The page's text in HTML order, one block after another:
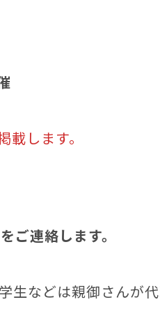
します。
ご連絡します。
生などは親御さんが